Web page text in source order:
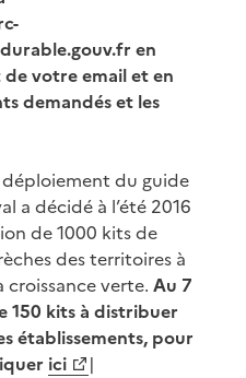
en
votre email et en
demandés et les
du guide
a décidé à l’été 2016
de 1000 kits de
des territoires à
verte. Au 7
150 kits à distribuer
établissements, pour
ici
|